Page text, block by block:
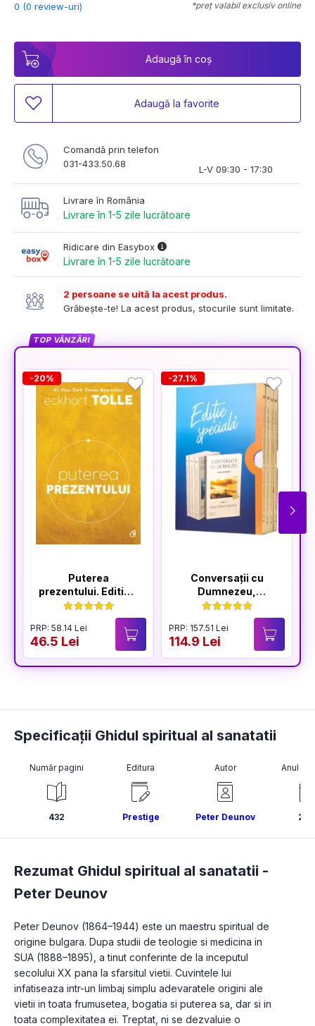
0 (0 review-uri) *preț valabil exclusiv online
Adaugă în coș
Adaugă la favorite
Comandă prin telefon
031-433.50.68
L-V 09:30 - 17:30
Livrare în România
Livrare în 1-5 zile lucrătoare
Ridicare din Easybox
Livrare în 1-5 zile lucrătoare
2 persoane se uită la acest produs.
Grăbește-te! La acest produs, stocurile sunt limitate.
TOP VÂNZĂRI
-20%
Puterea
prezentului. Editia a
VI-a
PRP: 58.14 Lei
46.5 Lei
-27.1%
Conversații cu
Dumnezeu,
volumele I-IV
PRP: 157.51 Lei
114.9 Lei
Specificații Ghidul spiritual al sanatatii
Număr pagini
432
Editura
Prestige
Autor
Peter Deunov
Anul
Rezumat Ghidul spiritual al sanatatii -
Peter Deunov
Peter Deunov (1864–1944) este un maestru spiritual de
origine bulgara. Dupa studii de teologie si medicina in
SUA (1888–1895), a tinut conferinte de la inceputul
secolului XX pana la sfarsitul vietii. Cuvintele lui
infatiseaza intr-un limbaj simplu adevaratele origini ale
vietii in toata frumusetea, bogatia si puterea sa, dar si in
toata complexitatea ei. Treptat, ni se dezvaluie o